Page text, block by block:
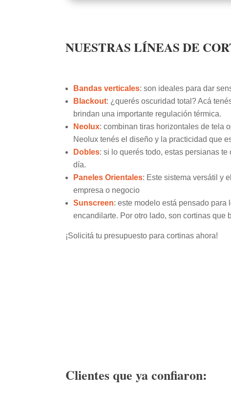
NUESTRAS LÍNEAS DE
Bandas verticales: son ideales para dar
Blackout: ¿querés oscuridad total? Acá
brindan una importante regulación térmica.
Neolux: combinan tiras horizontales de tela
Neolux tenés el diseño y la practicidad que
Dobles: si lo querés todo, estas persianas
día.
Paneles Orientales: Este sistema versátil y
empresa o negocio
Sunscreen: este modelo está pensado
encandilarte. Por otro lado, son cortinas que
¡Solicitá tu presupuesto para cortinas ahora!
Clientes que ya confiaron: